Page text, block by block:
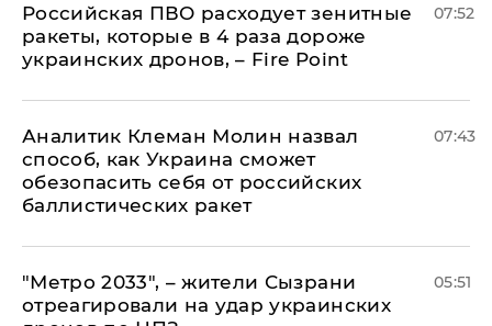
Российская ПВО расходует зенитные
ракеты, которые в 4 раза дороже
украинских дронов, – Fire Point
07:52
Аналитик Клеман Молин назвал
способ, как Украина сможет
обезопасить себя от российских
баллистических ракет
07:43
"Метро 2033", – жители Сызрани
отреагировали на удар украинских
05:51